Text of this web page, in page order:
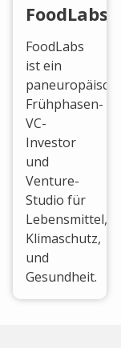
FoodLabs
FoodLabs
ist ein
paneuropäischer
Frühphasen-
VC-
Investor
und
Venture-
Studio für
Lebensmittel,
Klimaschutz,
und
Gesundheit.